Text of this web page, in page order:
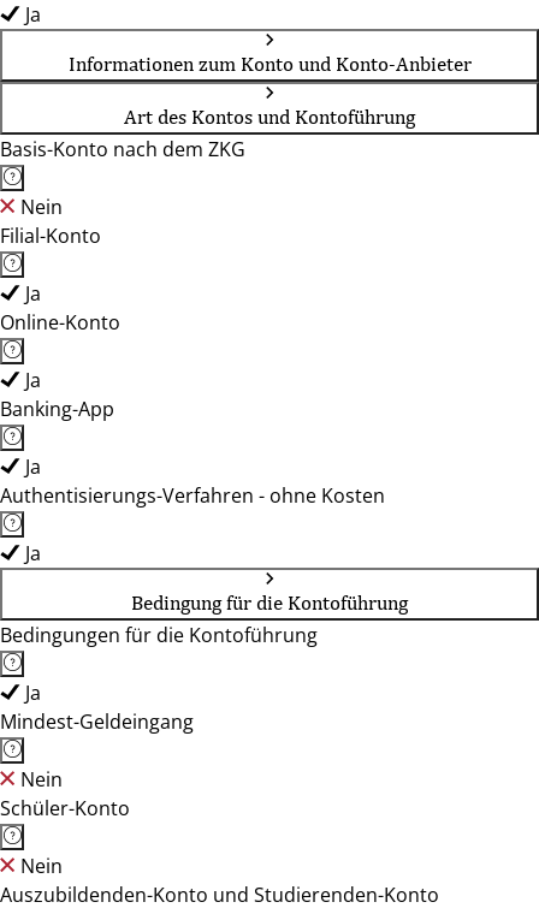
Ja
Informationen zum Konto und Konto-Anbieter
Art des Kontos und Kontoführung
Basis-Konto nach dem ZKG
Nein
Filial-Konto
Ja
Online-Konto
Ja
Banking-App
Ja
Authentisierungs-Verfahren - ohne Kosten
Ja
Bedingung für die Kontoführung
Bedingungen für die Kontoführung
Ja
Mindest-Geldeingang
Nein
Schüler-Konto
Nein
Auszubildenden-Konto und Studierenden-Konto